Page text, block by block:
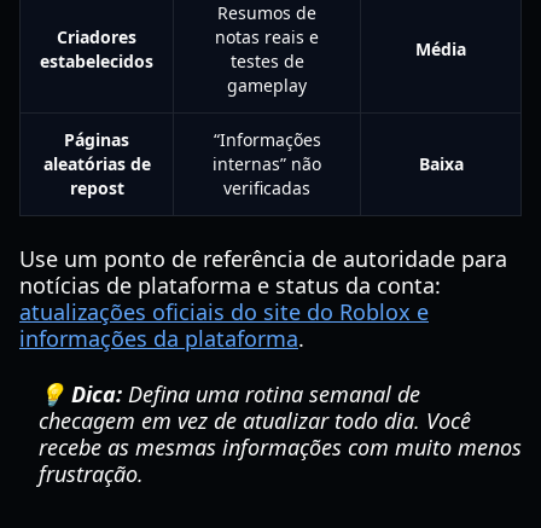
Criadores
estabelecidos
Resumos de
notas reais e
testes de
gameplay
Média
Páginas
aleatórias de
repost
“Informações
internas” não
verificadas
Baixa
Use um ponto de referência de autoridade para
notícias de plataforma e status da conta:
atualizações oficiais do site do Roblox e
informações da plataforma.
💡 Dica: Defina uma rotina semanal de
checagem em vez de atualizar todo dia. Você
recebe as mesmas informações com muito menos
frustração.